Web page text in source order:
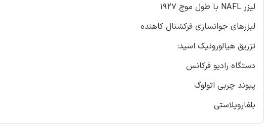
لیزر NAFL با طول موج 1927
لیزرهای جوانسازی فرکشنال کاهنده
تزریق هیالورونیک اسید:
دستگاه رادیو فرکانس
پیوند چربی اتولوگ
بلفاروپلاستی